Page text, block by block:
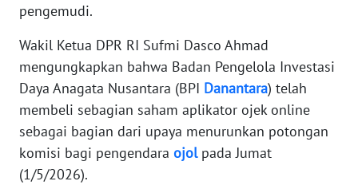
pengemudi.
Wakil Ketua DPR RI Sufmi Dasco Ahmad
mengungkapkan bahwa Badan Pengelola Investasi
Daya Anagata Nusantara (BPI Danantara) telah
membeli sebagian saham aplikator ojek online
sebagai bagian dari upaya menurunkan potongan
komisi bagi pengendara ojolpada Jumat
(1/5/2026).
KONTAK
KAMI
INFO
IKLAN
TENTANG
KAMI